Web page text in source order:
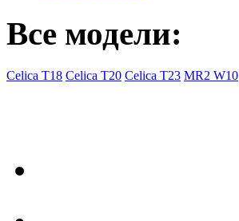
Все модели:
Celica T18 Celica T20 Celica T23 MR2 W10